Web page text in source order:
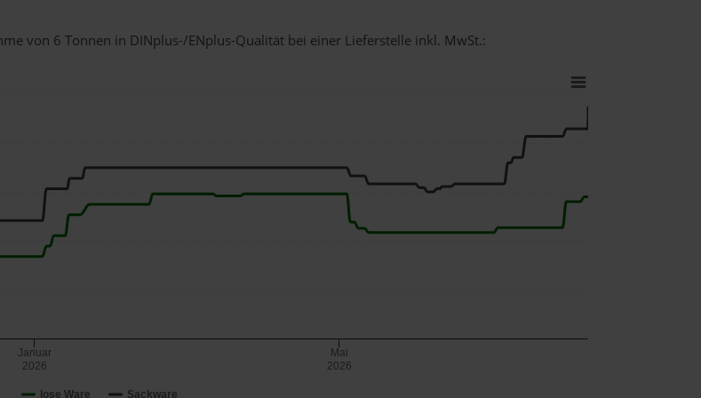
von 6 Tonnen in DINplus-/ENplus-Qualität bei einer Lieferstelle inkl. MwSt.:
lose Ware Sackware
Januar
2026
Mai
2026